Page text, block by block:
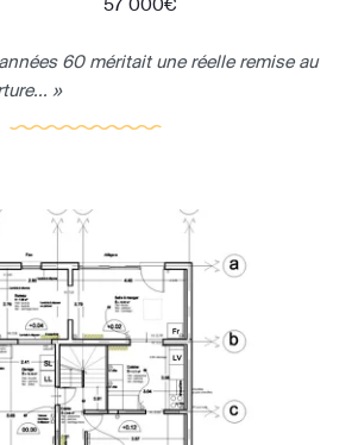
60 méritait une réelle remise au
»